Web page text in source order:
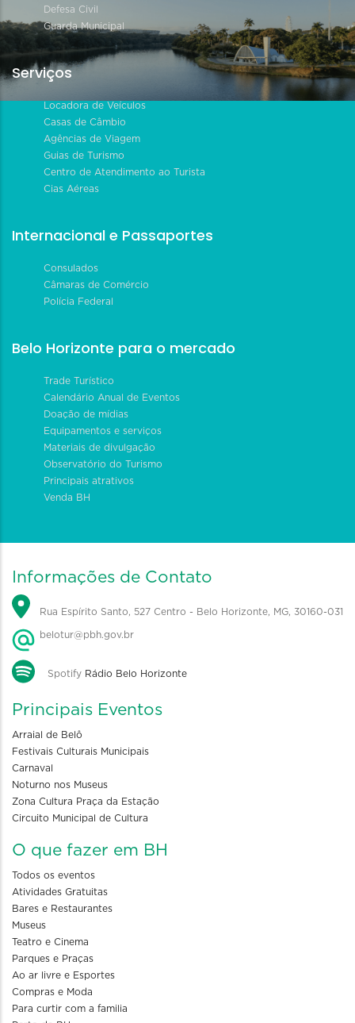
Defesa Civil
Guarda Municipal
Serviços
Locadora de Veículos
Casas de Câmbio
Agências de Viagem
Guias de Turismo
Centro de Atendimento ao Turista
Cias Aéreas
Internacional e Passaportes
Consulados
Câmaras de Comércio
Polícia Federal
Belo Horizonte para o mercado
Trade Turístico
Calendário Anual de Eventos
Doação de mídias
Equipamentos e serviços
Materiais de divulgação
Observatório do Turismo
Principais atrativos
Venda BH
Informações de Contato
Rua Espírito Santo, 527 Centro - Belo Horizonte, MG, 30160-031
belotur@pbh.gov.br
Spotify Rádio Belo Horizonte
Principais Eventos
Arraial de Belô
Festivais Culturais Municipais
Carnaval
Noturno nos Museus
Zona Cultura Praça da Estação
Circuito Municipal de Cultura
O que fazer em BH
Todos os eventos
Atividades Gratuitas
Bares e Restaurantes
Museus
Teatro e Cinema
Parques e Praças
Ao ar livre e Esportes
Compras e Moda
Para curtir com a familia